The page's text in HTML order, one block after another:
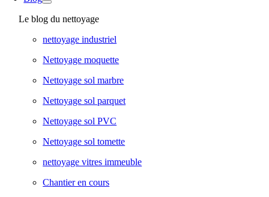
Le blog du nettoyage
nettoyage industriel
Nettoyage moquette
Nettoyage sol marbre
Nettoyage sol parquet
Nettoyage sol PVC
Nettoyage sol tomette
nettoyage vitres immeuble
Chantier en cours